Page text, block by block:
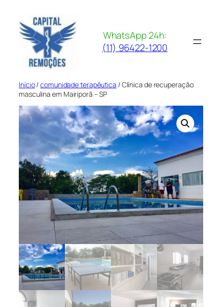
para
conteúdo
WhatsApp 24h:
(11) 96422-1200
Início/comunidade terapêutica / Clínica de recuperação
masculina em Mairiporã – SP